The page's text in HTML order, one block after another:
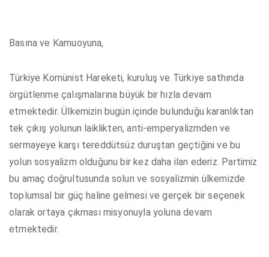
Basına ve Kamuoyuna,
Türkiye Komünist Hareketi, kuruluş ve Türkiye sathında
örgütlenme çalışmalarına büyük bir hızla devam
etmektedir. Ülkemizin bugün içinde bulunduğu karanlıktan
tek çıkış yolunun laiklikten, anti-emperyalizmden ve
sermayeye karşı tereddütsüz duruştan geçtiğini ve bu
yolun sosyalizm olduğunu bir kez daha ilan ederiz. Partimiz
bu amaç doğrultusunda solun ve sosyalizmin ülkemizde
toplumsal bir güç haline gelmesi ve gerçek bir seçenek
olarak ortaya çıkması misyonuyla yoluna devam
etmektedir.